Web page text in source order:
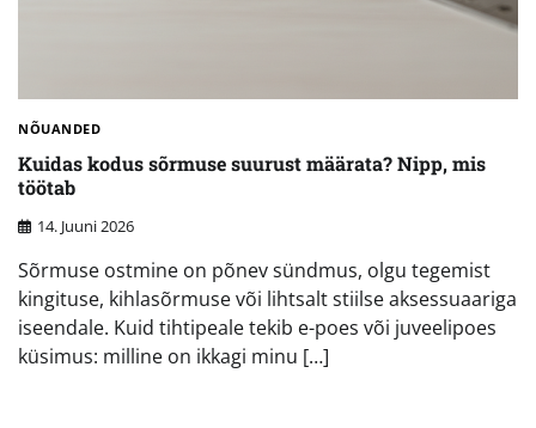
NÕUANDED
Kuidas kodus sõrmuse suurust määrata? Nipp, mis
töötab
14. Juuni 2026
Sõrmuse ostmine on põnev sündmus, olgu tegemist
kingituse, kihlasõrmuse või lihtsalt stiilse aksessuaariga
iseendale. Kuid tihtipeale tekib e-poes või juveelipoes
küsimus: milline on ikkagi minu […]